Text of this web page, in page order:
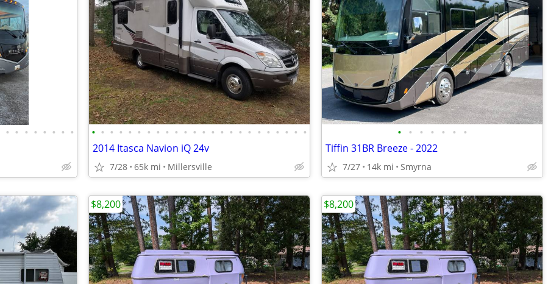
• • • • • • • • • • • • • • • • • • • • • • • • • • • • • • • •
2014 Itasca Navion iQ 24v
7/28 65k mi Millersville
• • • • • • •
Tiffin 31BR Breeze - 2022
7/27 14k mi Smyrna
$8,200 $8,200